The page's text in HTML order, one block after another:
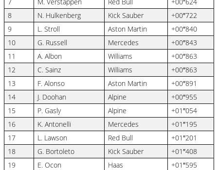
8
N. Hulkenberg Kick Sauber
+00″722
9
L. Stroll Aston Martin
+00″840
10
G. Russell Mercedes
+00″843
11
A. Albon Williams
+00″863
12
C. Sainz Williams
+00″863
13
F. Alonso Aston Martin
+00″891
14
J. Doohan Alpine
+00″955
15
P. Gasly Alpine
+01″054
16
K. Antonelli Mercedes
+01″195
17
L. Lawson Red Bull
+01″201
18
G. Bortoleto Kick Sauber
+01″408
19
E. Ocon Haas
+01″595